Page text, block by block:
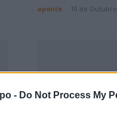
- Do Not Process My
aponte 10 de